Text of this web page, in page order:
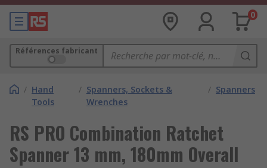
0
Références fabricant
/ Hand
Tools
/ Spanners, Sockets &
Wrenches
/ Spanners
RS PRO Combination Ratchet
Spanner 13 mm, 180mm Overall